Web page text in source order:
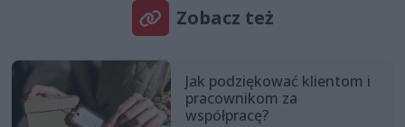
Zobacz też
Jak podziękować klientom i
pracownikom za
współpracę?